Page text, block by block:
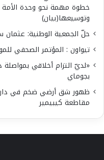
خطوة مهمة نحو وحدة الأمة
وتوسيعها(بيان)
حلّ الجمعية الوطنية:
تيواون : المؤتمر الصحفي للمولد
«لديّ التزام أخلاقي بمواصلة
بجوماي
ظهور شق أرضي ضخم في
مقاطعة كيبيمير